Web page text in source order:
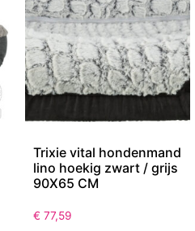
Trixie vital hondenmand
lino hoekig zwart / grijs
90X65 CM
€ 77,59